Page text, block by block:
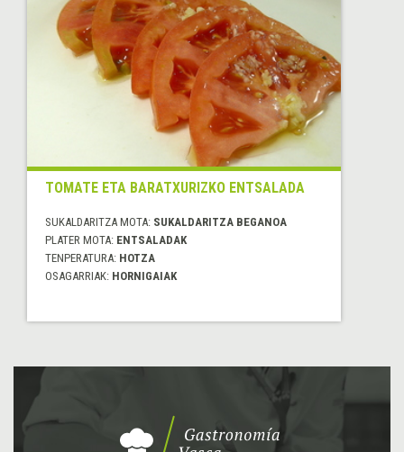
TOMATE ETA BARATXURIZKO ENTSALADA
SUKALDARITZA MOTA: SUKALDARITZA BEGANOA
PLATER MOTA: ENTSALADAK
TENPERATURA: HOTZA
OSAGARRIAK: HORNIGAIAK